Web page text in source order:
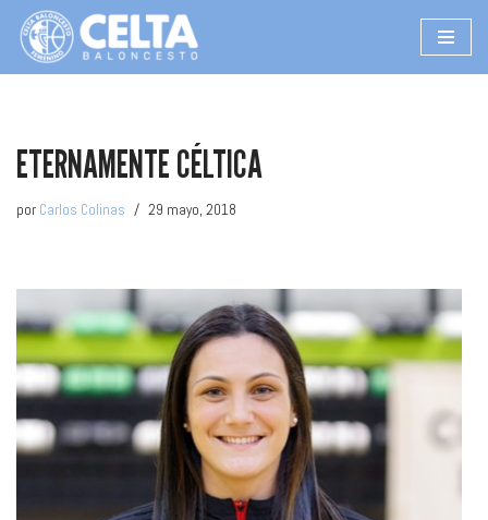
Saltar
ETERNAMENTE CÉLTICA
por Carlos Colinas 29 mayo, 2018